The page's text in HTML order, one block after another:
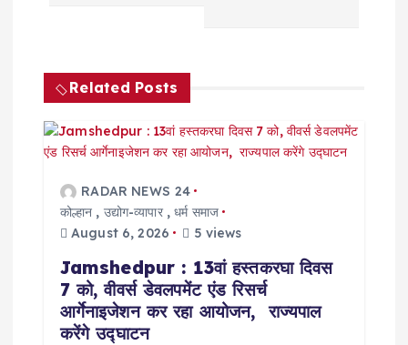
v
g
Related Posts
RADAR NEWS 24
कोल्हान , उद्योग-व्यापार,धर्म समाज
August 6, 2026
5 views
Jamshedpur : 13वां हस्तकरघा दिवस
7 को, वीवर्स डेवलपमेंट एंड रिसर्च
आर्गेनाइजेशन कर रहा आयोजन, राज्यपाल
करेंगे उद्घाटन